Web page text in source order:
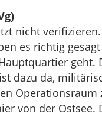
nicht
es richtig
geht.
dazu da,
Operationsraum
von der Ostsee.